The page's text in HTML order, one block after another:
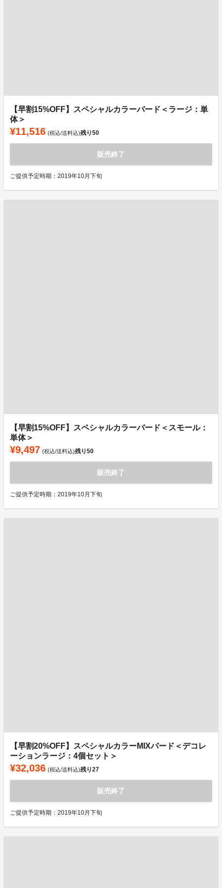
【早割15%OFF】スペシャルカラーバード＜ラージ：単
体＞
¥11,516 (税込/送料込)残り50
販売終了
ご提供予定時期：2019年10月下旬
【早割15%OFF】スペシャルカラーバード＜スモール：
単体＞
¥9,497 (税込/送料込)残り50
販売終了
ご提供予定時期：2019年10月下旬
【早割20%OFF】スペシャルカラーMIXバード＜デコレ
ーションラージ：4個セット＞
¥32,036 (税込/送料込)残り27
販売終了
ご提供予定時期：2019年10月下旬